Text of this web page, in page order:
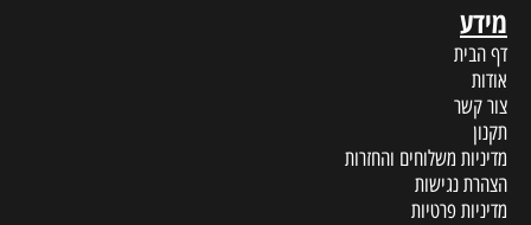
מידע
דף הבית
אודות
צור קשר
תקנון
מדיניות משלוחים והחזרות
הצהרת נגישות
מדיניות פרטיות